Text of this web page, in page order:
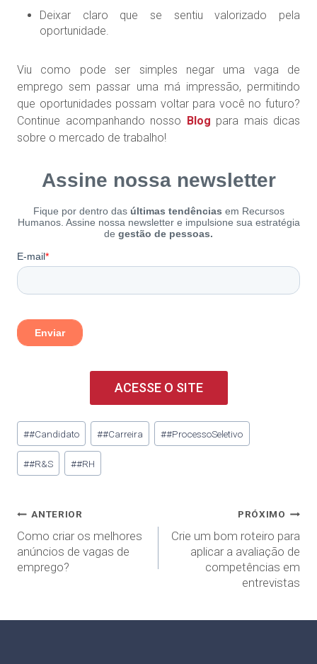
Deixar claro que se sentiu valorizado pela
oportunidade.
Viu como pode ser simples negar uma vaga de
emprego sem passar uma má impressão, permitindo
que oportunidades possam voltar para você no futuro?
Continue acompanhando nosso Blog para mais dicas
sobre o mercado de trabalho!
ACESSE O SITE
##Candidato ##Carreira ##ProcessoSeletivo
##R&S ##RH
ANTERIOR
Como criar os melhores
anúncios de vagas de
emprego?
PRÓXIMO
Crie um bom roteiro para
aplicar a avaliação de
competências em
entrevistas